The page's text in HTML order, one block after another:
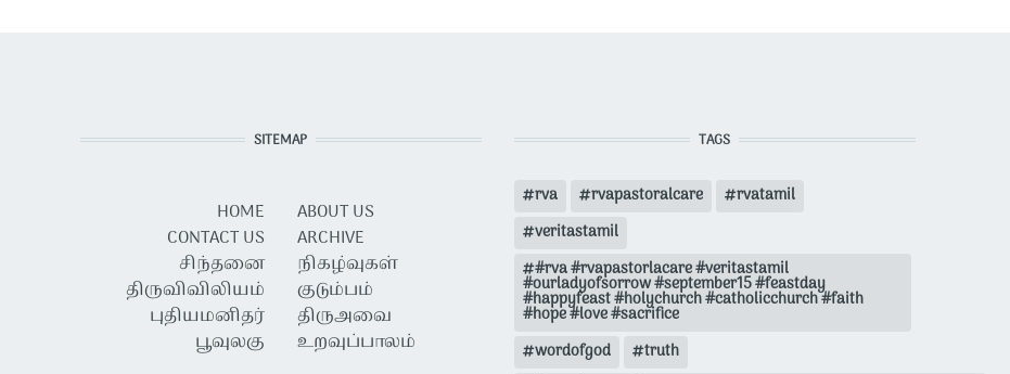
SITEMAP
HOME
CONTACT US
சிந்தனை
திருவிவிலியம்
புதியமனிதர்
பூவுலகு
ABOUT US
ARCHIVE
நிகழ்வுகள்
குடும்பம்
திருஅவை
உறவுப்பாலம்
TAGS
rva rvapastoralcare
rvatamil
veritastamil
#rva #rvapastorlacare #veritastamil
#ourladyofsorrow #september15 #feastday
#happyfeast #holychurch #catholicchurch #faith
#hope #love #sacrifice
wordofgod
truth